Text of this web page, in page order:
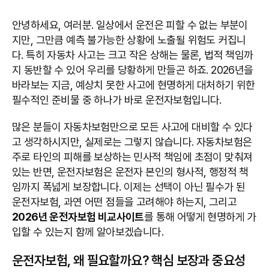
안녕하세요, 여러분. 일상에서 운전은 피할 수 없는 부분이
지만, 그만큼 예측 불가능한 상황에 노출될 위험도 커집니
다. 특히 자동차 사고는 크고 작은 상해는 물론, 법적 책임까
지 동반할 수 있어 우리를 당황하게 만들곤 하죠. 2026년을
바라보는 지금, 예상치 못한 사고에 현명하게 대처하기 위한
필수적인 준비물 중 하나가 바로 운전자보험입니다.
많은 분들이 자동차보험만으로 모든 사고에 대비할 수 있다
고 생각하시지만, 실제로는 그렇지 않습니다. 자동차보험은
주로 타인의 피해를 보상하는 민사적 책임에 초점이 맞춰져
있는 반면, 운전자보험은 운전자 본인의 형사적, 행정적 책
임까지 폭넓게 보장합니다. 이제는 선택이 아닌 필수가 된
운전자보험, 과연 어떤 점들을 고려해야 하는지, 그리고
2026년 운전자보험 비교사이트를 통해 어떻게 현명하게 가
입할 수 있는지 함께 알아보겠습니다.
운전자보험, 왜 필요할까요? 핵심 보장과 중요성